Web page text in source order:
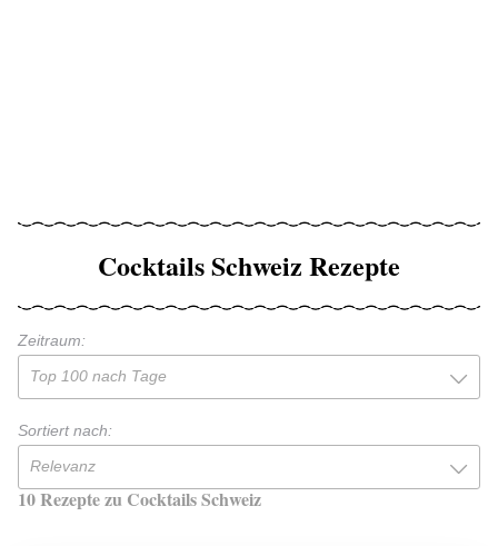
Cocktails Schweiz Rezepte
Zeitraum:
Top 100 nach Tage
Sortiert nach:
Relevanz
10 Rezepte zu Cocktails Schweiz